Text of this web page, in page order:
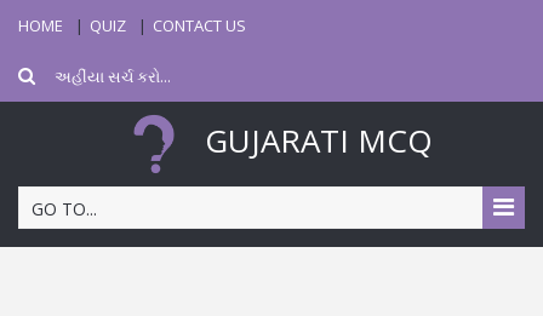
HOME QUIZ CONTACT US
GUJARATI MCQ
GO TO...